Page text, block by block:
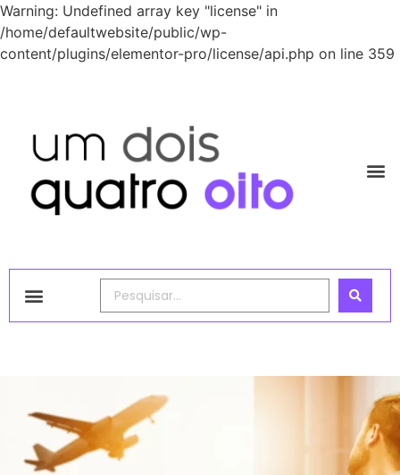
Warning: Undefined array key "license" in
/home/defaultwebsite/public/wp-
content/plugins/elementor-pro/license/api.php on line 359